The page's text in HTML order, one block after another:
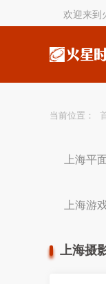
欢迎来到
当前位置：
上海平
上海游
上海摄